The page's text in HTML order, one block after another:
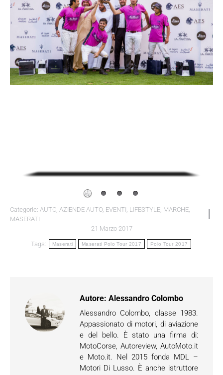
Categorie: AUTO, AZIENDE AUTO, EVENTI, LIFESTYLE, MARCHE,
MASERATI
21 Marzo 2017
Tags: Maserati Maserati Polo Tour 2017 Polo Tour 2017
Autore: Alessandro Colombo
Alessandro Colombo, classe 1983.
Appassionato di motori, di aviazione
e del bello. È stato una firma di:
MotoCorse, Autoreview, AutoMoto.it
e Moto.it. Nel 2015 fonda MDL –
Motori Di Lusso. È anche istruttore